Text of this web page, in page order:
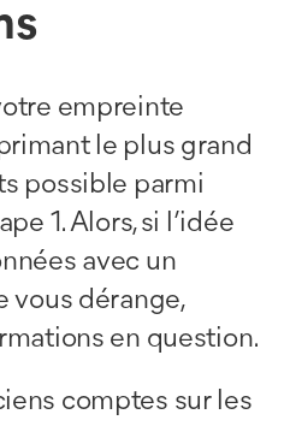
empreinte
le plus grand
possible parmi
1. Alors, si l’idée
avec un
vous dérange,
en question.
comptes sur les